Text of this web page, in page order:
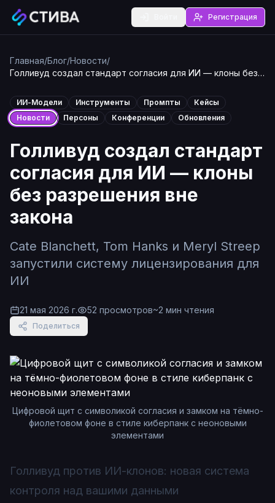
Регистрация
Главная/Блог/Новости/
Голливуд создал стандарт согласия для ИИ — клоны без
ИИ-Модели Инструменты Промпты
Кейсы
Новости
Персоны Конференции Обновления
Голливуд создал стандарт
согласия для ИИ — клоны
без разрешения вне
закона
Cate Blanchett, Tom Hanks и Meryl Streep
запустили систему лицензирования для
ИИ
21 мая 2026 г. 52 просмотров~2 мин чтения
Поделиться
Цифровой щит с символикой согласия и замком на тёмно-
фиолетовом фоне в стиле киберпанк с неоновыми
элементами
Голливуд против ИИ-клонов: новая система
контроля над вашими данными